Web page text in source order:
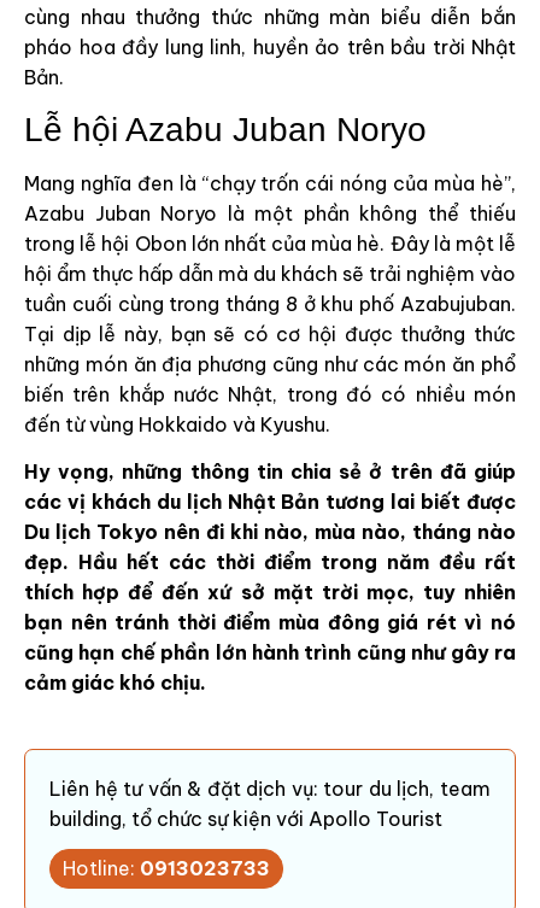
cùng nhau thưởng thức những màn biểu diễn bắn
pháo hoa đầy lung linh, huyền ảo trên bầu trời Nhật
Bản.
Lễ hội Azabu Juban Noryo
Mang nghĩa đen là “chạy trốn cái nóng của mùa hè”,
Azabu Juban Noryo là một phần không thể thiếu
trong lễ hội Obon lớn nhất của mùa hè. Đây là một lễ
hội ẩm thực hấp dẫn mà du khách sẽ trải nghiệm vào
tuần cuối cùng trong tháng 8 ở khu phố Azabujuban.
Tại dịp lễ này, bạn sẽ có cơ hội được thưởng thức
những món ăn địa phương cũng như các món ăn phổ
biến trên khắp nước Nhật, trong đó có nhiều món
đến từ vùng Hokkaido và Kyushu.
Hy vọng, những thông tin chia sẻ ở trên đã giúp
các vị khách du lịch Nhật Bản tương lai biết được
Du lịch Tokyo nên đi khi nào, mùa nào, tháng nào
đẹp. Hầu hết các thời điểm trong năm đều rất
thích hợp để đến xứ sở mặt trời mọc, tuy nhiên
bạn nên tránh thời điểm mùa đông giá rét vì nó
cũng hạn chế phần lớn hành trình cũng như gây ra
cảm giác khó chịu.
Liên hệ tư vấn & đặt dịch vụ: tour du lịch, team
building, tổ chức sự kiện với Apollo Tourist
Hotline: 0913023733